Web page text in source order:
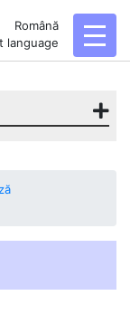
Română
language